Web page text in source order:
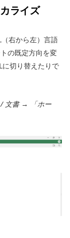
ライズ
右から左）言語
の既定方向を変
切り替えたりで
文書 → 「ホー